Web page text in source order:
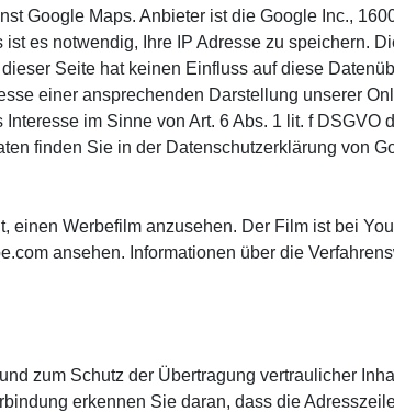
Google Maps. Anbieter ist die Google Inc.,
es notwendig, Ihre IP Adresse zu speichern.
Seite hat keinen Einfluss auf diese
einer ansprechenden Darstellung unserer
im Sinne von Art. 6 Abs. 1 lit. f DSGVO
finden Sie in der Datenschutzerklärung von
einen Werbefilm anzusehen. Der Film ist bei
ansehen. Informationen über die
zum Schutz der Übertragung vertraulicher
erkennen Sie daran, dass die